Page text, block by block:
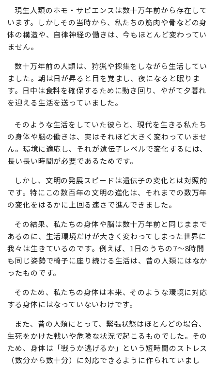
現生人類のホモ・サピエンスは数十万年前から存在して
います。しかしその当時から、私たちの筋肉や骨などの身
体の構造や、自律神経の働きは、今もほとんど変わってい
ません。
数十万年前の人類は、狩猟や採集をしながら生活してい
ました。朝は日が昇ると目を覚まし、夜になると眠りま
す。日中は食料を確保するために動き回り、やがて夕暮れ
を迎える生活を送っていました。
そのような生活をしていた彼らと、現代を生きる私たち
の身体や脳の働きは、実はそれほど大きく変わっていませ
ん。環境に適応し、それが遺伝子レベルで変化するには、
長い長い時間が必要であるためです。
しかし、文明の発展スピードは遺伝子の変化とは対照的
です。特にこの数百年の文明の進化は、それまでの数万年
の変化をはるかに上回る速さで進んできました。
その結果、私たちの身体や脳は数十万年前と同じままで
あるのに、生活環境だけが大きく変わってしまった世界に
我々は生きているのです。例えば、1日のうちの7〜8時間
も同じ姿勢で椅子に座り続ける生活は、昔の人類にはなか
ったものです。
そのため、私たちの身体は本来、そのような環境に対応
する身体にはなっていないわけです。
また、昔の人類にとって、緊張状態はほとんどの場合、